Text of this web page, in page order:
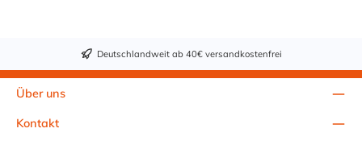
Deutschlandweit ab 40€ versandkostenfrei
Über uns
Kontakt